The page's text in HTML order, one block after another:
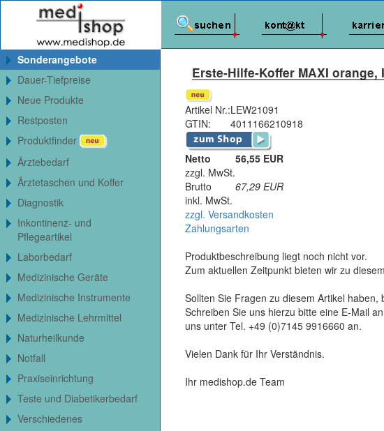
Erste-Hilfe-Koffer MAXI orange,
Artikel Nr.:LEW21091
GTIN:
4011166210918
Netto
56,55 EUR
zzgl. MwSt.
Brutto
67,29 EUR
inkl. MwSt.
zzgl. Versandkosten
Zahlungsarten
Produktbeschreibung liegt noch nicht vor.
Zum aktuellen Zeitpunkt bieten wir zu
Sollten Sie Fragen zu diesem Artikel
Schreiben Sie uns hierzu bitte eine E-Mail
uns unter Tel. +49 (0)7145 9916660 an.
Vielen Dank für Ihr Verständnis.
Ihr medishop.de Team
Sonderangebote
Dauer-Tiefpreise
Neue Produkte
Restposten
Produktfinder
Ärztebedarf
Ärztetaschen und Koffer
Diagnostik
Inkontinenz- und
Pflegeartikel
Laborbedarf
Medizinische Geräte
Medizinische Instrumente
Medizinische Lehrmittel
Naturheilkunde
Notfall
Praxiseinrichtung
Teste und Diabetikerbedarf
Verschiedenes